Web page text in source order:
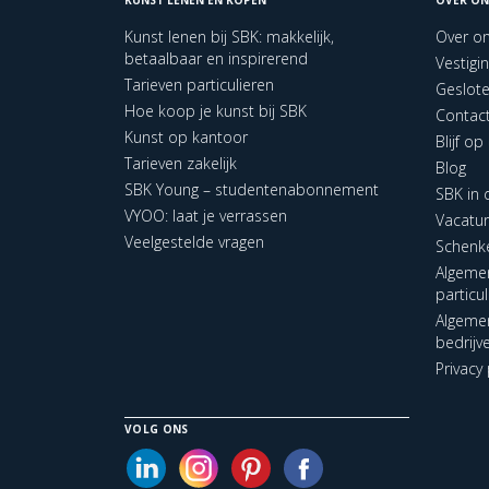
Kunst lenen bij SBK: makkelijk,
betaalbaar en inspirerend
Tarieven particulieren
Hoe koop je kunst bij SBK
Kunst op kantoor
Tarieven zakelijk
SBK Young – studentenabonnement
VYOO: laat je verrassen
Veelgestelde vragen
Over
Blijf op
Blog
SBK in
VOLG ONS